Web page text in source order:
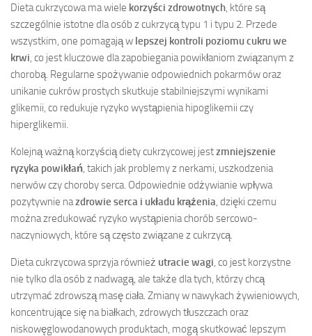
Dieta cukrzycowa ma wiele korzyści zdrowotnych, które są
szczególnie istotne dla osób z cukrzycą typu 1 i typu 2. Przede
wszystkim, one pomagają w lepszej kontroli poziomu cukru we
krwi, co jest kluczowe dla zapobiegania powikłaniom związanym z
chorobą. Regularne spożywanie odpowiednich pokarmów oraz
unikanie cukrów prostych skutkuje stabilniejszymi wynikami
glikemii, co redukuje ryzyko wystąpienia hipoglikemii czy
hiperglikemii.
Kolejną ważną korzyścią diety cukrzycowej jestzmniejszenie
ryzyka powikłań, takich jak problemy z nerkami, uszkodzenia
nerwów czy choroby serca. Odpowiednie odżywianie wpływa
pozytywnie nazdrowie serca i układu krążenia, dzięki czemu
można zredukować ryzyko wystąpienia chorób sercowo-
naczyniowych, które są często związane z cukrzycą.
Dieta cukrzycowa sprzyja również utracie wagi, co jest korzystne
nie tylko dla osób z nadwagą, ale także dla tych, którzy chcą
utrzymać zdrowszą masę ciała. Zmiany w nawykach żywieniowych,
koncentrujące się na białkach, zdrowych tłuszczach oraz
niskowęglowodanowych produktach, mogą skutkować lepszym